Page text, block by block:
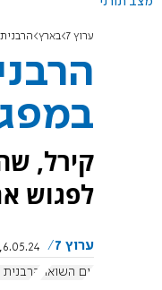
ערוץ 7 בארץ
קירל,
לפגוש
ערוץ 7
6.05.24, 21:33
יום השואה